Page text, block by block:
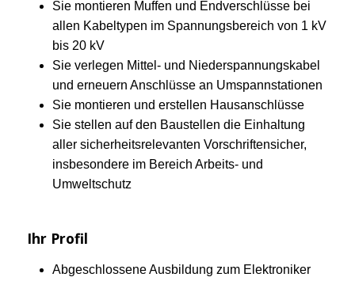
Sie montieren Muffen und Endverschlüsse bei
allen Kabeltypen im Spannungsbereich von 1 kV
bis 20 kV
Sie verlegen Mittel- und Niederspannungskabel
und erneuern Anschlüsse an Umspannstationen
Sie montieren und erstellen Hausanschlüsse
Sie stellen auf den Baustellen die Einhaltung
aller sicherheitsrelevanten Vorschriftensicher,
insbesondere im Bereich Arbeits- und
Umweltschutz
Ihr Profil
Abgeschlossene Ausbildung zum Elektroniker